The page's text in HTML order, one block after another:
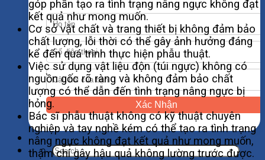
Xác Nhận
góp phần tạo ra tình trạng nâng ngực không đạt
kết quả như mong muốn.
Cơ sở vật chất và trang thiết bị không đảm bảo
chất lượng, lỗi thời có thể gây ảnh hưởng đáng
kể đến quá trình thực hiện phẫu thuật.
Việc sử dụng vật liệu độn (túi ngực) không có
nguồn gốc rõ ràng và không đảm bảo chất
lượng có thể dẫn đến tình trạng nâng ngực bị
hỏng.
Bác sĩ phẫu thuật không có kỹ thuật chuyên
nghiệp và tay nghề kém có thể tạo ra tình trạng
nâng ngực không đạt kết quả như mong muốn,
thậm chí gây hậu quả không lường trước được.